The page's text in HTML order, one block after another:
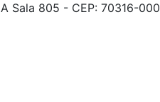
A Sala 805 - CEP: 70316-000